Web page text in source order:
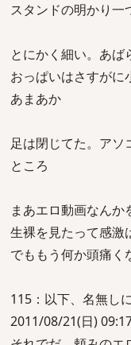
スタンドの明かり一
とにかく細い。あば
おっぱいはさすがに
あまあか
足は閉じてた。アソ
ところ
まあエロ動画なんか
生裸を見たって感激
でももう何か頭痛く
115：以下、名無し
2011/08/21(日)